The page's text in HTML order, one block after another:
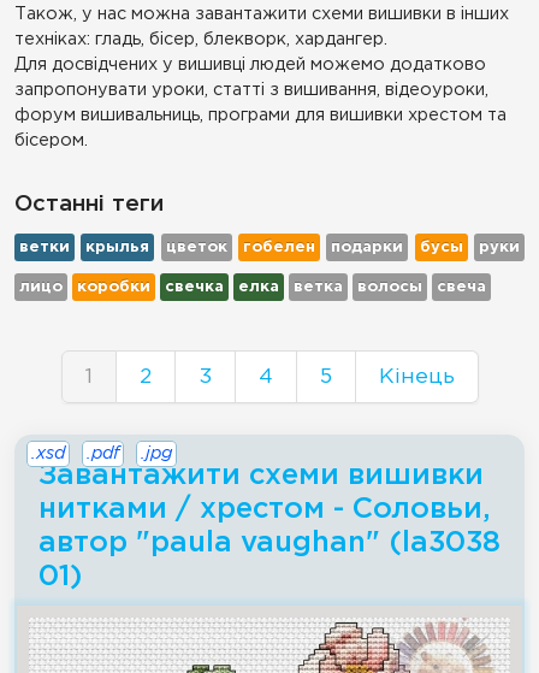
Також, у нас можна завантажити схеми вишивки в інших
техніках: гладь, бісер, блекворк, хардангер.
Для досвідчених у вишивці людей можемо додатково
запропонувати уроки, статті з вишивання, відеоуроки,
форум вишивальниць, програми для вишивки хрестом та
бісером.
Останні теги
ветки крылья цветок гобелен подарки бусы руки
лицо коробки свечка елка ветка волосы свеча
1 2 3 4 5 Кінець
Завантажити схеми вишивки
нитками / хрестом - Соловьи,
автор "paula vaughan" (la3038
01)
.xsd .pdf .jpg